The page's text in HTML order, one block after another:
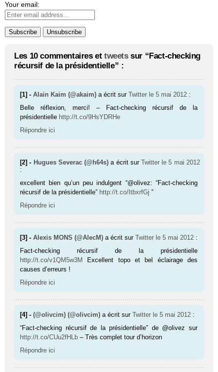
Your email:
Les 10 commentaires et tweetssur “Fact-checking
récursif de la présidentielle” :
[1] -Alain Kaim (@akaim) a écrit surTwitter le 5 mai 2012 :
Belle réflexion, merci! – Fact-checking récursif de la
présidentielle http://t.co/9HsYDRHe
Répondre ici
[2] - Hugues Severac (@h64s) a écrit sur Twitter le 5 mai 2012
:
excellent bien qu’un peu indulgent “@olivez: “Fact-checking
récursif de la présidentielle” http://t.co/ItbxrfGj ”
Répondre ici
[3] -Alexis MONS (@AlecM) a écrit surTwitter le 5 mai 2012 :
Fact-checking récursif de la présidentielle
http://t.co/v1QM5w3M
Excellent topo et bel éclairage des
causes d’erreurs !
Répondre ici
[4] -(@olivcim) (@olivcim) a écrit surTwitter le 5 mai 2012 :
“Fact-checking récursif de la présidentielle” de @olivez sur
http://t.co/CUu2fHLb – Très complet tour d’horizon
Répondre ici